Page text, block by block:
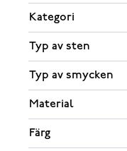
Kategori
Typ av sten
Typ av smycken
Material
Färg